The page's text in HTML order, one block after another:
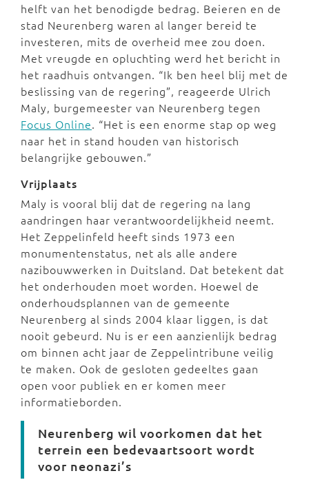
helft van het benodigde bedrag. Beieren en de
stad Neurenberg waren al langer bereid te
investeren, mits de overheid mee zou doen.
Met vreugde en opluchting werd het bericht in
het raadhuis ontvangen. “Ik ben heel blij met de
beslissing van de regering”, reageerde Ulrich
Maly, burgemeester van Neurenberg tegen
Focus Online. “Het is een enorme stap op weg
naar het in stand houden van historisch
belangrijke gebouwen.”
Vrijplaats
Maly is vooral blij dat de regering na lang
aandringen haar verantwoordelijkheid neemt.
Het Zeppelinfeld heeft sinds 1973 een
monumentenstatus, net als alle andere
nazibouwwerken in Duitsland. Dat betekent dat
het onderhouden moet worden. Hoewel de
onderhoudsplannen van de gemeente
Neurenberg al sinds 2004 klaar liggen, is dat
nooit gebeurd. Nu is er een aanzienlijk bedrag
om binnen acht jaar de Zeppelintribune veilig
te maken. Ook de gesloten gedeeltes gaan
open voor publiek en er komen meer
informatieborden.
Neurenberg wil voorkomen dat het
terrein een bedevaartsoort wordt
voor neonazi’s